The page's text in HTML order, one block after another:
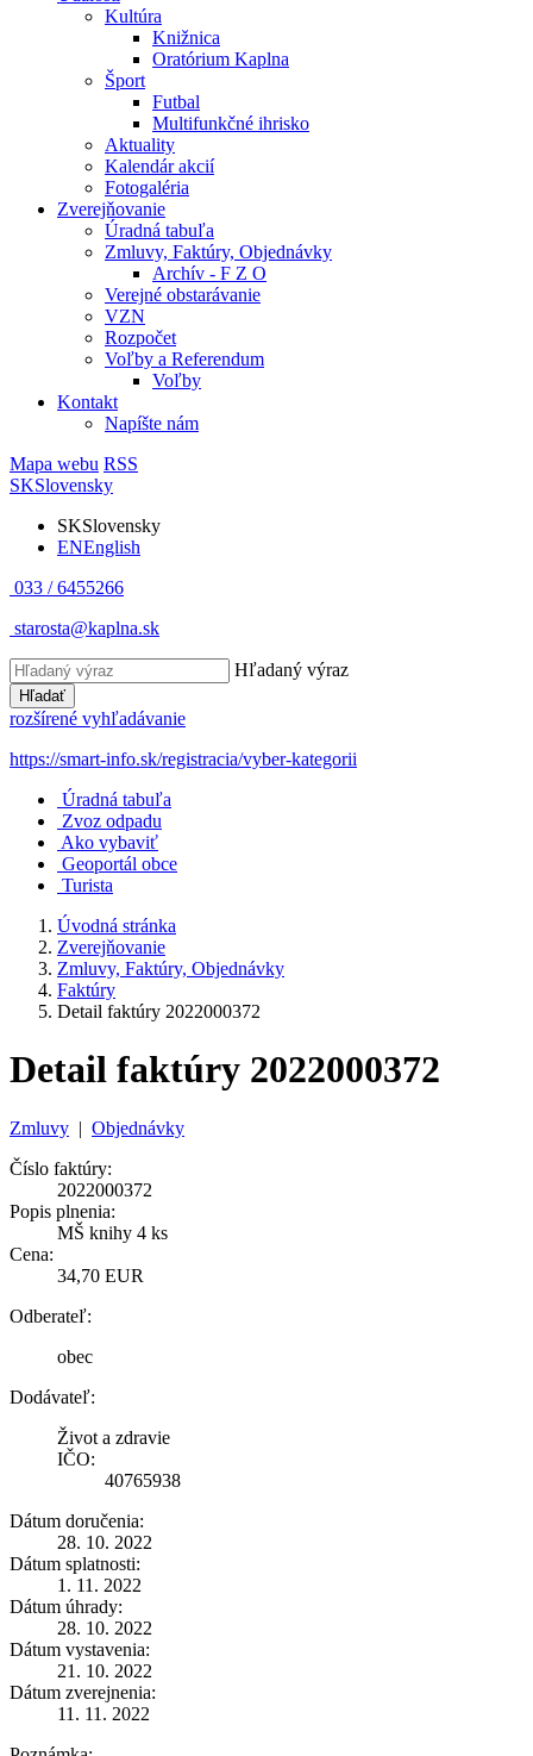
Kultúra
Knižnica
Oratórium Kaplna
Šport
Futbal
Multifunkčné ihrisko
Aktuality
Kalendár akcií
Fotogaléria
Zverejňovanie
Úradná tabuľa
Zmluvy, Faktúry, Objednávky
Archív - F Z O
Verejné obstarávanie
VZN
Rozpočet
Voľby a Referendum
Voľby
Kontakt
Napíšte nám
Mapa webu RSS
SKSlovensky
SKSlovensky
ENEnglish
033 / 6455266
starosta@kaplna.sk
Hľadaný výraz
Hľadať
rozšírené vyhľadávanie
https://smart-info.sk/registracia/vyber-kategorii
Úradná tabuľa
Zvoz odpadu
Ako vybaviť
Geoportál obce
Turista
Úvodná stránka
Zverejňovanie
Zmluvy, Faktúry, Objednávky
Faktúry
Detail faktúry 2022000372
Detail faktúry 2022000372
Zmluvy | Objednávky
Číslo faktúry:
2022000372
Popis plnenia:
MŠ knihy 4 ks
Cena:
34,70 EUR
Odberateľ:
obec
Dodávateľ:
Život a zdravie
IČO:
40765938
Dátum doručenia:
28. 10. 2022
Dátum splatnosti:
1. 11. 2022
Dátum úhrady:
28. 10. 2022
Dátum vystavenia:
21. 10. 2022
Dátum zverejnenia:
11. 11. 2022